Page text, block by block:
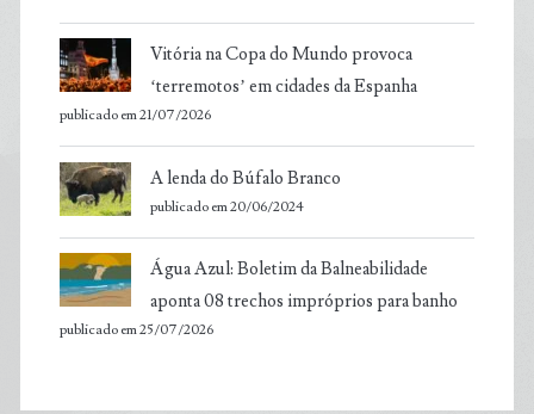
Vitória na Copa do Mundo provoca
‘terremotos’ em cidades da Espanha
publicado em 21/07/2026
A lenda do Búfalo Branco
publicado em 20/06/2024
Água Azul: Boletim da Balneabilidade
aponta 08 trechos impróprios para banho
publicado em 25/07/2026